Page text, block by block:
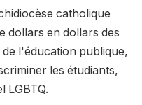
catholique
dollars en dollars des
l'éducation publique,
les étudiants,
LGBTQ.